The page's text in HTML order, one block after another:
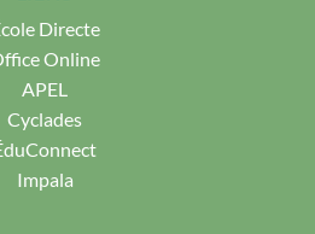
Directe
Online
APEL
Cyclades
Impala